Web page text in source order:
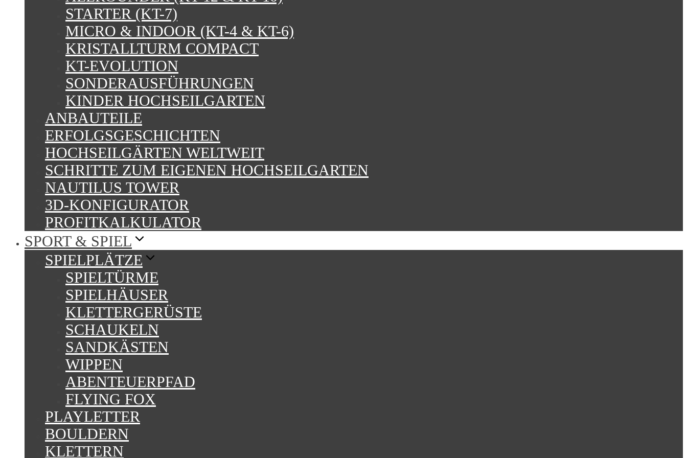
STARTER (KT-7)
MICRO & INDOOR (KT-4 & KT-6)
KRISTALLTURM COMPACT
KT-EVOLUTION
SONDERAUSFÜHRUNGEN
KINDER HOCHSEILGARTEN
ANBAUTEILE
ERFOLGSGESCHICHTEN
HOCHSEILGÄRTEN WELTWEIT
SCHRITTE ZUM EIGENEN HOCHSEILGARTEN
NAUTILUS TOWER
3D-KONFIGURATOR
PROFITKALKULATOR
SPORT & SPIEL
SPIELPLÄTZE
SPIELTÜRME
SPIELHÄUSER
KLETTERGERÜSTE
SCHAUKELN
SANDKÄSTEN
WIPPEN
ABENTEUERPFAD
FLYING FOX
PLAYLETTER
BOULDERN
KLETTERN